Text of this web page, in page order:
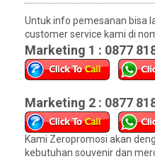
Untuk info pemesanan bisa
customer service kami di
Marketing 1 : 0877
Marketing 2 : 0877
Kami Zeropromosi akan
kebutuhan souvenir dan